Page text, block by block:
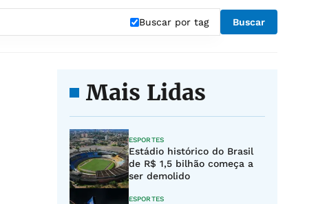
Buscar por tag Buscar
Mais Lidas
ESPORTES
Estádio histórico do Brasil
de R$ 1,5 bilhão começa a
ser demolido
ESPORTES